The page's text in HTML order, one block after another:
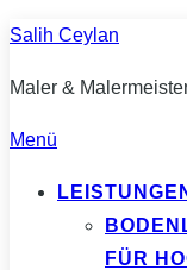
Zum
springen
Salih Ceylan
Maler &
Menü
FÜR